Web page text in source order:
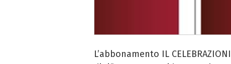
L’abbonamento IL